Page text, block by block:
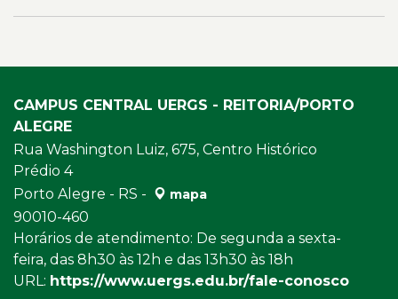
e
Universidade.
CAMPUS CENTRAL UERGS - REITORIA/PORTO
ALEGRE
Rua Washington Luiz, 675, Centro Histórico
Prédio 4
Porto Alegre - RS -
mapa
90010-460
Horários de atendimento: De segunda a sexta-
feira, das 8h30 às 12h e das 13h30 às 18h
URL: https://www.uergs.edu.br/fale-conosco